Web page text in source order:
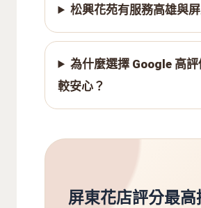
松興花苑有服務高雄與
為什麼選擇 Google 高
較安心？
屏東花店評分最高